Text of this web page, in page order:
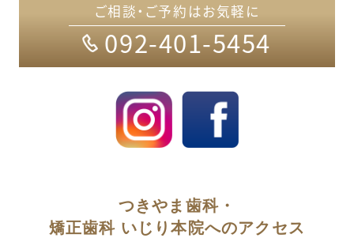
ご相談・ご予約はお気軽に
092-401-5454
つきやま歯科・
矯正歯科 いじり本院へのアクセス